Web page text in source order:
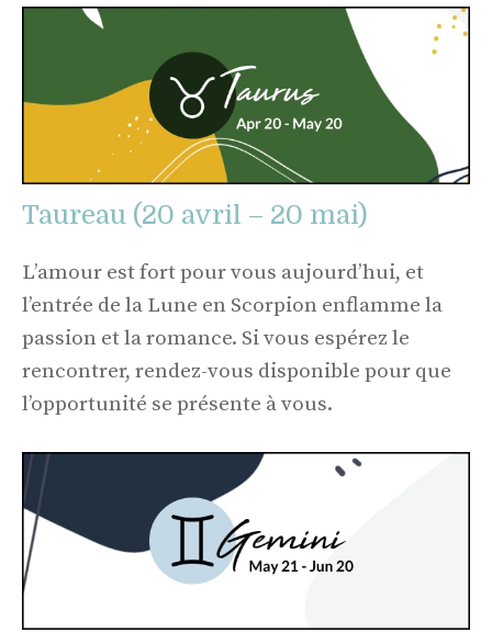
Taureau (20 avril – 20 mai)
L’amour est fort pour vous aujourd’hui, et
l’entrée de la Lune en Scorpion enflamme la
passion et la romance. Si vous espérez le
rencontrer, rendez-vous disponible pour que
l’opportunité se présente à vous.